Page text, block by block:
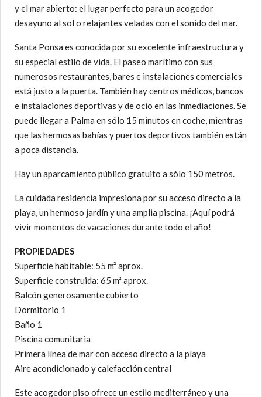
y el mar abierto: el lugar perfecto para un acogedor
desayuno al sol o relajantes veladas con el sonido del mar.
Santa Ponsa es conocida por su excelente infraestructura y
su especial estilo de vida. El paseo marítimo con sus
numerosos restaurantes, bares e instalaciones comerciales
está justo a la puerta. También hay centros médicos, bancos
e instalaciones deportivas y de ocio en las inmediaciones. Se
puede llegar a Palma en sólo 15 minutos en coche, mientras
que las hermosas bahías y puertos deportivos también están
a poca distancia.
Hay un aparcamiento público gratuito a sólo 150 metros.
La cuidada residencia impresiona por su acceso directo a la
playa, un hermoso jardín y una amplia piscina. ¡Aquí podrá
vivir momentos de vacaciones durante todo el año!
PROPIEDADES
Superficie habitable: 55 m² aprox.
Superficie construida: 65 m² aprox.
Balcón generosamente cubierto
Dormitorio 1
Baño 1
Piscina comunitaria
Primera línea de mar con acceso directo a la playa
Aire acondicionado y calefacción central
Este acogedor piso ofrece un estilo mediterráneo y una